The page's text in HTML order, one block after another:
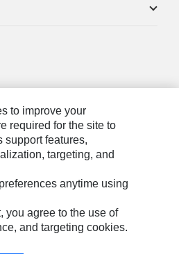
to improve your
required for the site to
support features,
targeting, and
anytime using
you agree to the use of
and targeting cookies.